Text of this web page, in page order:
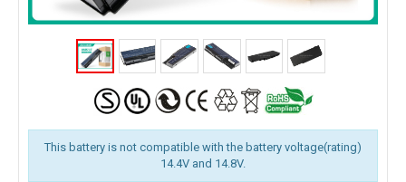
This battery is not compatible with the battery voltage(rating)
14.4V and 14.8V.